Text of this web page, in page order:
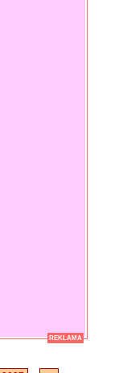
REKLAMA